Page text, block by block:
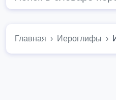
Главная Иероглифы